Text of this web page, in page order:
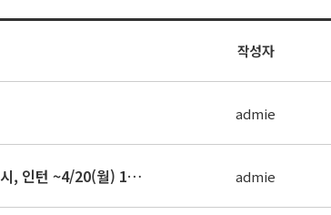
작성자
admie
[기아] 2026상반기 기아 신입/전환형 인턴 채용 (신입 ~4/13(월) 11시, 인턴 ~4/20(월) 11시까지) admie